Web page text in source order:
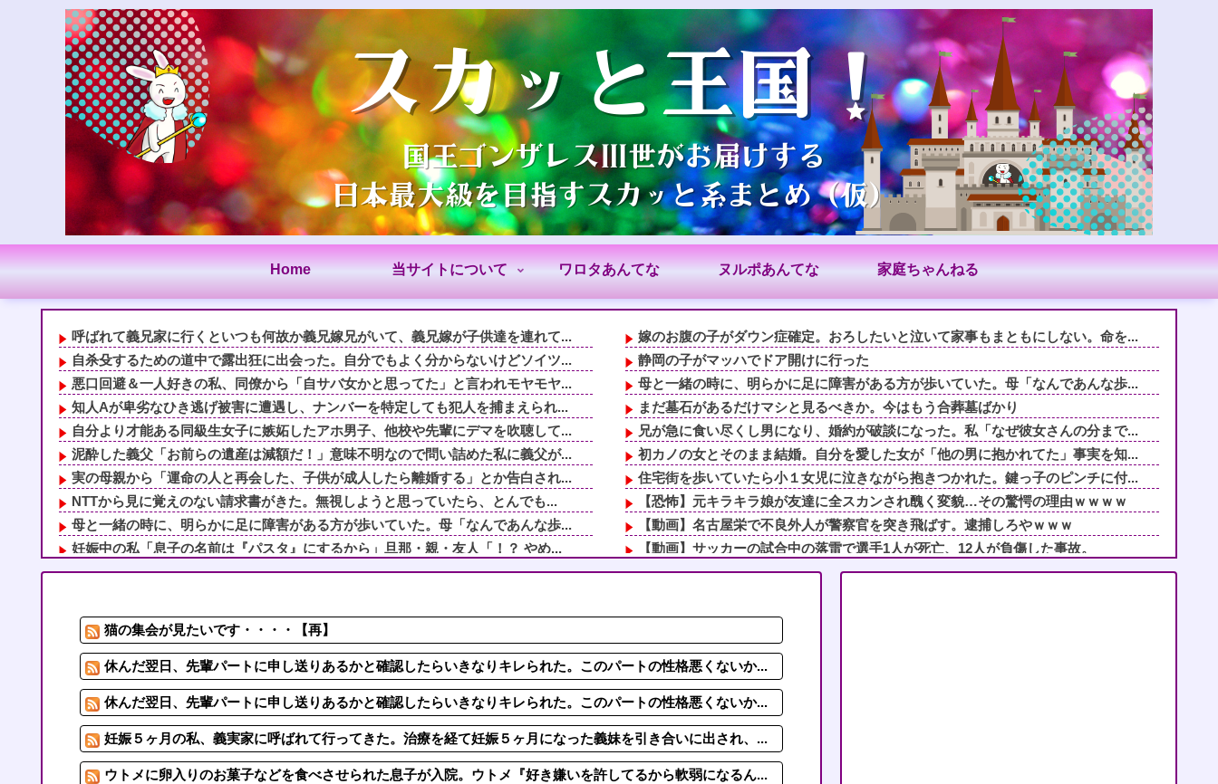
Home 当サイトについて ワロタあんてな ヌルポあんてな 家庭ちゃんねる
呼ばれて義兄家に行くといつも何故か義兄嫁兄がいて、義兄嫁が子供達を連れて...
自杀殳するための道中で露出狂に出会った。自分でもよく分からないけどソイツ...
悪口回避＆一人好きの私、同僚から「自サバ女かと思ってた」と言われモヤモヤ...
知人Aが卑劣なひき逃げ被害に遭遇し、ナンバーを特定しても犯人を捕まえられ...
自分より才能ある同級生女子に嫉妬したアホ男子、他校や先輩にデマを吹聴して...
泥酔した義父「お前らの遺産は減額だ！」意味不明なので問い詰めた私に義父が...
実の母親から「運命の人と再会した、子供が成人したら離婚する」とか告白され...
NTTから見に覚えのない請求書がきた。無視しようと思っていたら、とんでも...
母と一緒の時に、明らかに足に障害がある方が歩いていた。母「なんであんな歩...
妊娠中の私「息子の名前は『パスタ』にするから」旦那・親・友人「！？ やめ...
【悲報】 「ゴールド免許です」←運が良かっただけかペーパードライバーとい...
泥酔した義父「お前らの遺産は減額だ！」意味不明なので問い詰めた私に義父が...
住宅街を歩いていたら小１女児に泣きながら抱きつかれた。鍵っ子のピンチに付...
なぜイベント会場で他人の顔を隠さずSNSに無断で載せるの？自分の顔も写り...
嫁のお腹の子がダウン症確定。おろしたいと泣いて家事もまともにしない。命を...
静岡の子がマッハでドア開けに行った
母と一緒の時に、明らかに足に障害がある方が歩いていた。母「なんであんな歩...
まだ墓石があるだけマシと見るべきか。今はもう合葬墓ばかり
兄が急に食い尽くし男になり、婚約が破談になった。私「なぜ彼女さんの分まで...
初カノの女とそのまま結婚。自分を愛した女が「他の男に抱かれてた」事実を知...
住宅街を歩いていたら小１女児に泣きながら抱きつかれた。鍵っ子のピンチに付...
【恐怖】元キラキラ娘が友達に全スカンされ醜く変貌…その驚愕の理由ｗｗｗｗ
【動画】名古屋栄で不良外人が警察官を突き飛ばす。逮捕しろやｗｗｗ
【動画】サッカーの試合中の落雷で選手1人が死亡、12人が負傷した事故。
【動画】野菜売りのおじさんにドローンを特攻させるおそロシア。
２年付き合ってる彼女がいるんだが、妊娠したので生まれる前に籍を入れたいと...
子宝祈願で有名な神社にお参りに行った時、女の子が生まれるという赤い石を持...
【詳しい奥様】私「子供の頃いじめたやつの家に雑草の種を撒いてる！」住民「...
猫の集会が見たいです・・・・【再】
休んだ翌日、先輩パートに申し送りあるかと確認したらいきなりキレられた。このパートの性格悪くないか...
休んだ翌日、先輩パートに申し送りあるかと確認したらいきなりキレられた。このパートの性格悪くないか...
妊娠５ヶ月の私、義実家に呼ばれて行ってきた。治療を経て妊娠５ヶ月になった義妹を引き合いに出され、...
ウトメに卵入りのお菓子などを食べさせられた息子が入院。ウトメ『好き嫌いを許してるから軟弱になるん...